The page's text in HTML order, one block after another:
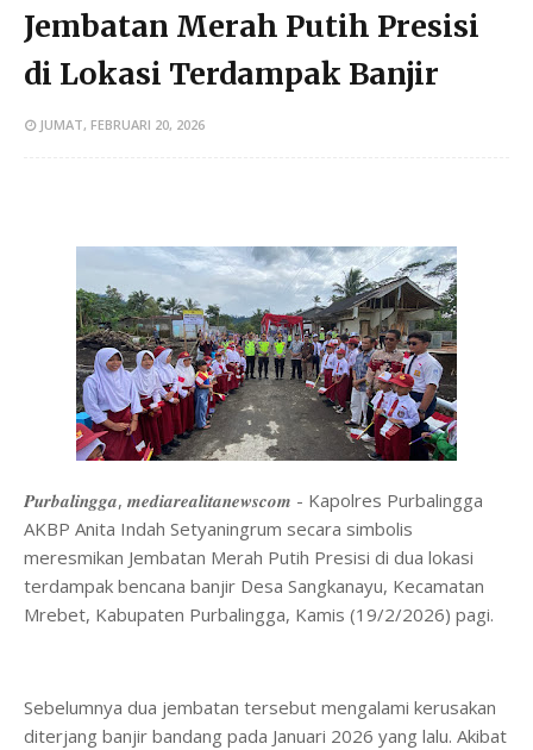
Jembatan Merah Putih Presisi
di Lokasi Terdampak Banjir
JUMAT, FEBRUARI 20, 2026
𝑷𝒖𝒓𝒃𝒂𝒍𝒊𝒏𝒈𝒈𝒂, 𝒎𝒆𝒅𝒊𝒂𝒓𝒆𝒂𝒍𝒊𝒕𝒂𝒏𝒆𝒘𝒔𝒄𝒐𝒎 - Kapolres Purbalingga
AKBP Anita Indah Setyaningrum secara simbolis
meresmikan Jembatan Merah Putih Presisi di dua lokasi
terdampak bencana banjir Desa Sangkanayu, Kecamatan
Mrebet, Kabupaten Purbalingga, Kamis (19/2/2026) pagi.
Sebelumnya dua jembatan tersebut mengalami kerusakan
diterjang banjir bandang pada Januari 2026 yang lalu. Akibat